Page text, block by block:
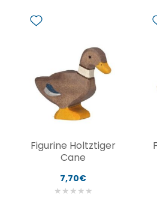
Figurine Holtztiger
Cane
7,70€
★ ★ ★ ★ ★